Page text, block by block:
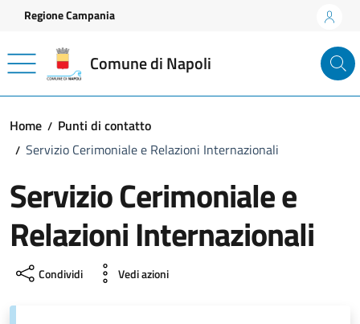
Vai ai contenuti
Vai al footer
Regione Campania
Comune di Napoli
Home
Punti di contatto
Servizio Cerimoniale e Relazioni Internazionali
Servizio Cerimoniale e
Relazioni Internazionali
Condividi Vedi azioni